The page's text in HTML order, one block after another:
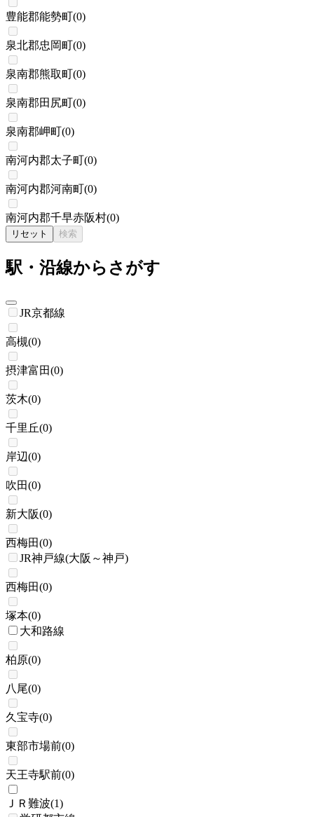
豊能郡能勢町(0)
泉北郡忠岡町(0)
泉南郡熊取町(0)
泉南郡田尻町(0)
泉南郡岬町(0)
南河内郡太子町(0)
南河内郡河南町(0)
南河内郡千早赤阪村(0)
リセット 検索
駅・沿線からさがす
JR京都線
高槻(0)
摂津富田(0)
茨木(0)
千里丘(0)
岸辺(0)
吹田(0)
新大阪(0)
西梅田(0)
JR神戸線(大阪～神戸)
西梅田(0)
塚本(0)
大和路線
柏原(0)
八尾(0)
久宝寺(0)
東部市場前(0)
天王寺駅前(0)
ＪＲ難波(1)